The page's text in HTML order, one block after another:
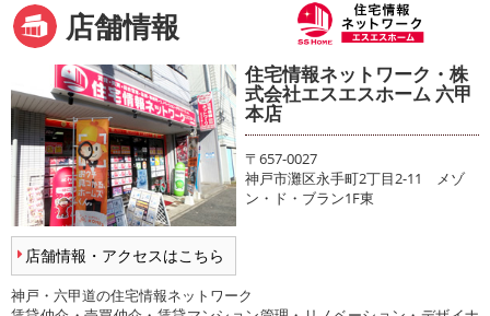
店舗情報
店舗情報・アクセスはこちら
住宅情報ネットワーク・株
式会社エスエスホーム 六甲
本店
〒657-0027
神戸市灘区永手町2丁目2-11 メゾ
ン・ド・ブラン1F東
神戸・六甲道の住宅情報ネットワーク